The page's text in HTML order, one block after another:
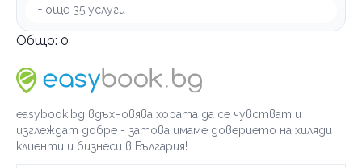
+ още 35 услуги
Общо: 0
easybook.bg вдъхновява хората да се чувстват и
изглеждат добре - затова имаме доверието на хиляди
клиенти и бизнеси в България!